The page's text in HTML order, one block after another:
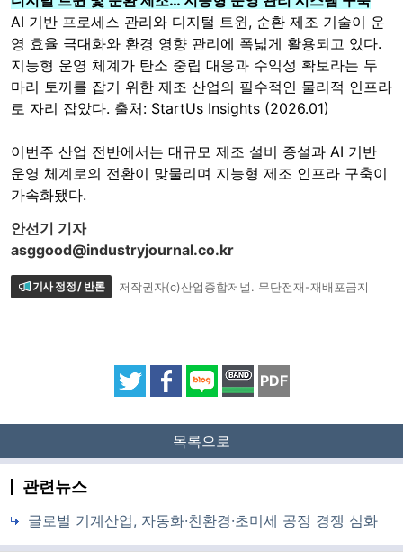
AI 기반 프로세스 관리와 디지털 트윈, 순환 제조 기술이 운
영 효율 극대화와 환경 영향 관리에 폭넓게 활용되고 있다.
지능형 운영 체계가 탄소 중립 대응과 수익성 확보라는 두
마리 토끼를 잡기 위한 제조 산업의 필수적인 물리적 인프라
로 자리 잡았다. 출처: StartUs Insights (2026.01)
이번주 산업 전반에서는 대규모 제조 설비 증설과 AI 기반
운영 체계로의 전환이 맞물리며 지능형 제조 인프라 구축이
가속화됐다.
안선기 기자
asggood@industryjournal.co.kr
기사 정정 / 반론 저작권자(c)산업종합저널. 무단전재-재배포금지
PDF
목록으로
관련뉴스
글로벌 기계산업, 자동화·친환경·초미세 공정 경쟁 심화